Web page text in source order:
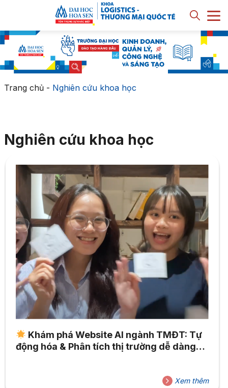
Trang chủ- Nghiên cứu khoa học
Nghiên cứu khoa học
Khám phá Website AI ngành TMĐT: Tự
động hóa & Phân tích thị trường dễ dàng
Xem thêm